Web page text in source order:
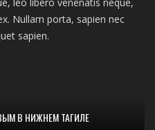
Nullam porta, sapien nec
sapien.
В НИЖНЕМ ТАГИЛЕ